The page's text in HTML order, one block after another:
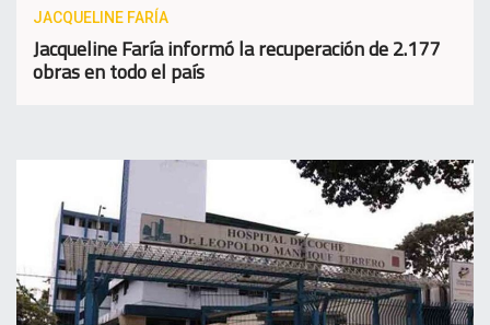
JACQUELINE FARÍA
Jacqueline Faría informó la recuperación de 2.177
obras en todo el país